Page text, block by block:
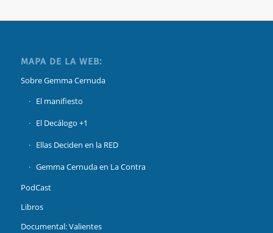
MAPA DE LA WEB:
Sobre Gemma Cernuda
El manifiesto
El Decálogo +1
Ellas Deciden en la RED
Gemma Cernuda en La Contra
PodCast
Libros
Documental: Valientes